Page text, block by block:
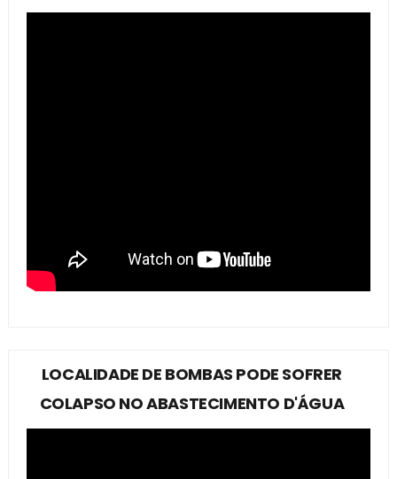
LOCALIDADE DE BOMBAS PODE SOFRER
COLAPSO NO ABASTECIMENTO D'ÁGUA